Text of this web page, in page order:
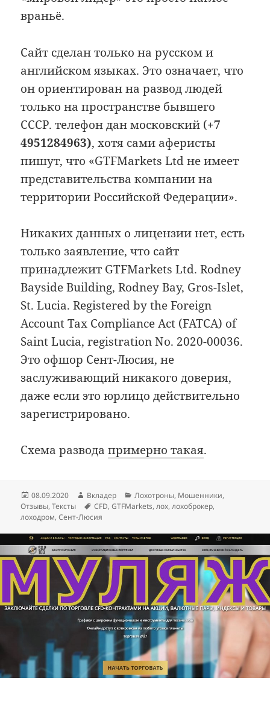
враньё.
Сайт сделан только на русском и
английском языках. Это означает, что
он ориентирован на развод людей
только на пространстве бывшего
СССР. телефон дан московский (+7
4951284963), хотя сами аферисты
пишут, что «GTFMarkets Ltd не имеет
представительства компании на
территории Российской Федерации».
Никаких данных о лицензии нет, есть
только заявление, что сайт
принадлежит GTFMarkets Ltd. Rodney
Bayside Building, Rodney Bay, Gros-Islet,
St. Lucia. Registered by the Foreign
Account Tax Compliance Act (FATCA) of
Saint Lucia, registration No. 2020-00036.
Это офшор Сент-Люсия, не
заслуживающий никакого доверия,
даже если это юрлицо действительно
зарегистрировано.
Схема разводапримерно такая.
Опубликовано
08.09.2020 Автор
Вкладер Рубрики
Лохотроны, Мошенники,
Отзывы,Тексты Метки
CFD,GTFMarkets,лох,лохоброкер,
лоходром,Сент-Люсия